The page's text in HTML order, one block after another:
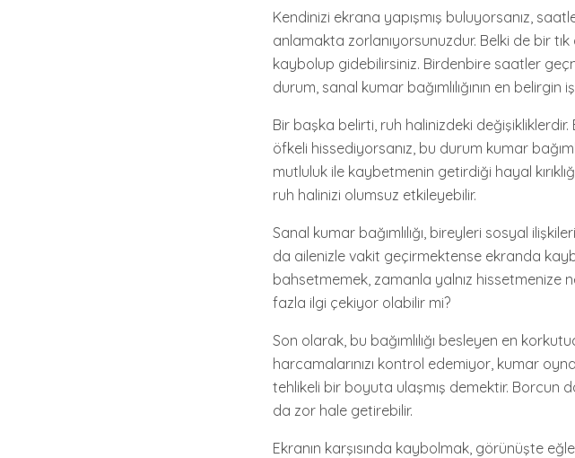
Kendinizi ekrana yapışmış buluyorsanız,
anlamakta zorlanıyorsunuzdur. Belki de bir
kaybolup gidebilirsiniz. Birdenbire saatler
durum, sanal kumar bağımlılığının en belirgin
Bir başka belirti, ruh halinizdeki
öfkeli hissediyorsanız, bu durum kumar
mutluluk ile kaybetmenin getirdiği hayal
ruh halinizi olumsuz etkileyebilir.
Sanal kumar bağımlılığı, bireyleri sosyal
da ailenizle vakit geçirmektense ekranda
bahsetmemek, zamanla yalnız hissetmenize
fazla ilgi çekiyor olabilir mi?
Son olarak, bu bağımlılığı besleyen en
harcamalarınızı kontrol edemiyor, kumar
tehlikeli bir boyuta ulaşmış demektir. Borcun
da zor hale getirebilir.
Ekranın karşısında kaybolmak, görünüşte